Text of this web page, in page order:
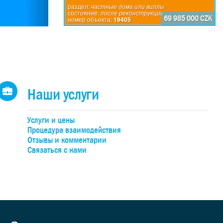
раздел:частные дома или виллы
состояние:после реконструкции
номер объекта:19405 69 985 000 CZK
Наши услуги
Услуги и цены
Процедура взаимодействия
Отзывы и комментарии
Связаться с нами